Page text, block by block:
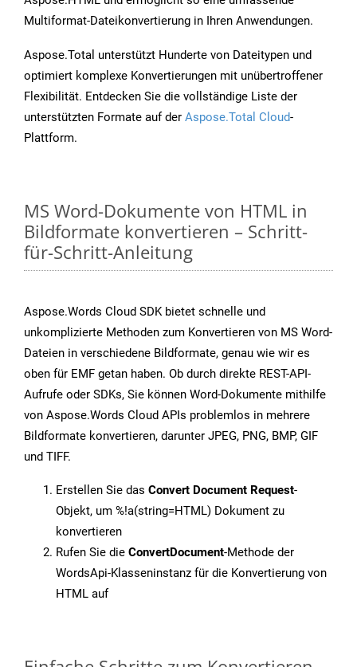
Multiformat-Dateikonvertierung in Ihren Anwendungen.
Aspose.Total unterstützt Hunderte von Dateitypen und
optimiert komplexe Konvertierungen mit unübertroffener
Flexibilität. Entdecken Sie die vollständige Liste der
unterstützten Formate auf der Aspose.Total Cloud-
Plattform.
MS Word-Dokumente von HTML in
Bildformate konvertieren – Schritt-
für-Schritt-Anleitung
Aspose.Words Cloud SDK bietet schnelle und
unkomplizierte Methoden zum Konvertieren von MS Word-
Dateien in verschiedene Bildformate, genau wie wir es
oben für EMF getan haben. Ob durch direkte REST-API-
Aufrufe oder SDKs, Sie können Word-Dokumente mithilfe
von Aspose.Words Cloud APIs problemlos in mehrere
Bildformate konvertieren, darunter JPEG, PNG, BMP, GIF
und TIFF.
Erstellen Sie das Convert Document Request-
Objekt, um %!a(string=HTML) Dokument zu
konvertieren
Rufen Sie die ConvertDocument-Methode der
WordsApi-Klasseninstanz für die Konvertierung von
HTML auf